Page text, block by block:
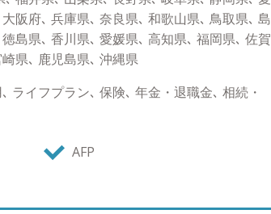
サービス 日本株式（中小型株）、日本株式
社債、仕組債、投資信託、ポートフォリオ
、教育についての勉強、グルメ、ゴルフ、
ルフのスコア：100
阪府､ 兵庫県､ 奈良県､ 和歌山県､ 鳥取県､ 島
島県､ 香川県､ 愛媛県､ 高知県､ 福岡県､ 佐賀
県､ 鹿児島県､ 沖縄県
ライフプラン､ 保険､ 年金・退職金､ 相続・
AFP